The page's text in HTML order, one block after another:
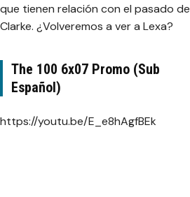
que tienen relación con el pasado de
Clarke. ¿Volveremos a ver a Lexa?
The 100 6x07 Promo (Sub
Español)
https://youtu.be/E_e8hAgfBEk